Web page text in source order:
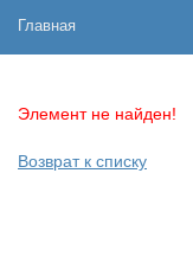
Главная
Элемент не найден!
Возврат к списку